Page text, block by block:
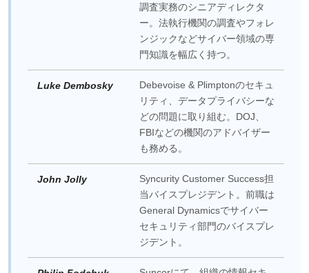
調査実務のシニアディレクタ
ー。法執行機関の調査やフォレ
ンジックなどサイバー領域の専
門知識を幅広く持つ。
Luke Dembosky
Debevoise & Plimptonのセキュ
リティ、データプライバシーな
どの問題に取り組む。DOJ、
FBIなどの機関のアドバイザー
も務める。
John Jolly
Syncurity Customer Success担
当バイスプレジデント。前職は
General Dynamicsでサイバー
セキュリティ部門のバイスプレ
ジデント。